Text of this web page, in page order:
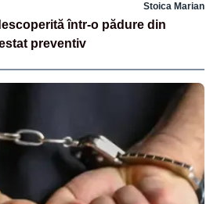
Stoica Marian
într-o pădure din
preventiv